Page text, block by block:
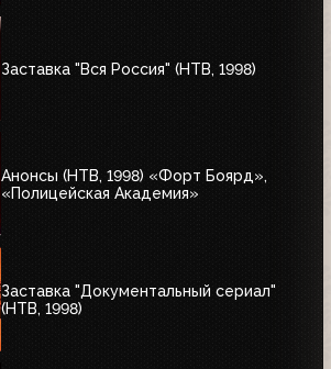
Заставка "Вся Россия" (НТВ, 1998)
Анонсы (НТВ, 1998) «Форт Боярд»,
«Полицейская Академия»
Заставка "Документальный сериал"
(НТВ, 1998)